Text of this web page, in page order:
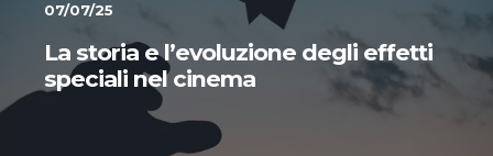
07/07/25
La storia e l’evoluzione degli effetti
speciali nel cinema